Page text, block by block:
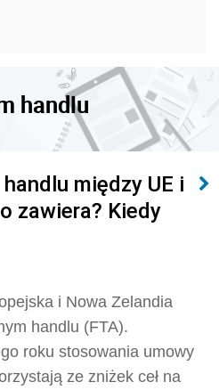
handlu
między UE i
zawiera? Kiedy
i Nowa Zelandia
handlu (FTA).
roku stosowania umowy
ze zniżek ceł na